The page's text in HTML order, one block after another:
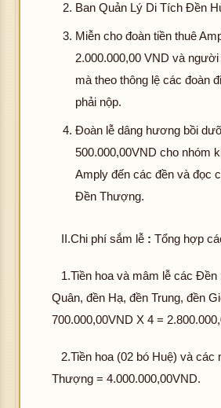
Ban Quản Lý Di Tích Đền
Miễn cho đoàn tiền thuê
2.000.000,00 VND và
mà theo thông lệ các đoàn
phải nộp.
Đoàn lễ dâng hương bồi
500.000,00VND cho nhóm
Amply đến các đền và đọc
Đền Thượng.
II.Chi phí sắm lễ :Tổng hợp
1.Tiền hoa và mâm lễ các Đền
Quân, đền Hạ, đền Trung, đền
700.000,00VND X 4 =
2.Tiền hoa (02 bó Huệ) và các
Thượng = 4.000.000,00VND.